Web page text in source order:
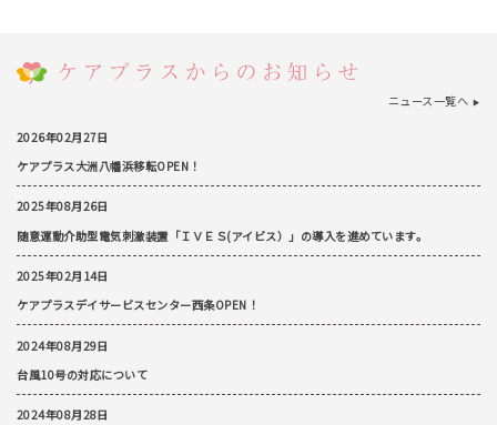
ニュース一覧へ ▶︎
2026年02月27日
ケアプラス大洲八幡浜移転OPEN！
2025年08月26日
随意運動介助型電気刺激装置「ＩＶＥＳ(アイビス）」の導入を進めています。
2025年02月14日
ケアプラスデイサービスセンター西条OPEN！
2024年08月29日
台風10号の対応について
2024年08月28日